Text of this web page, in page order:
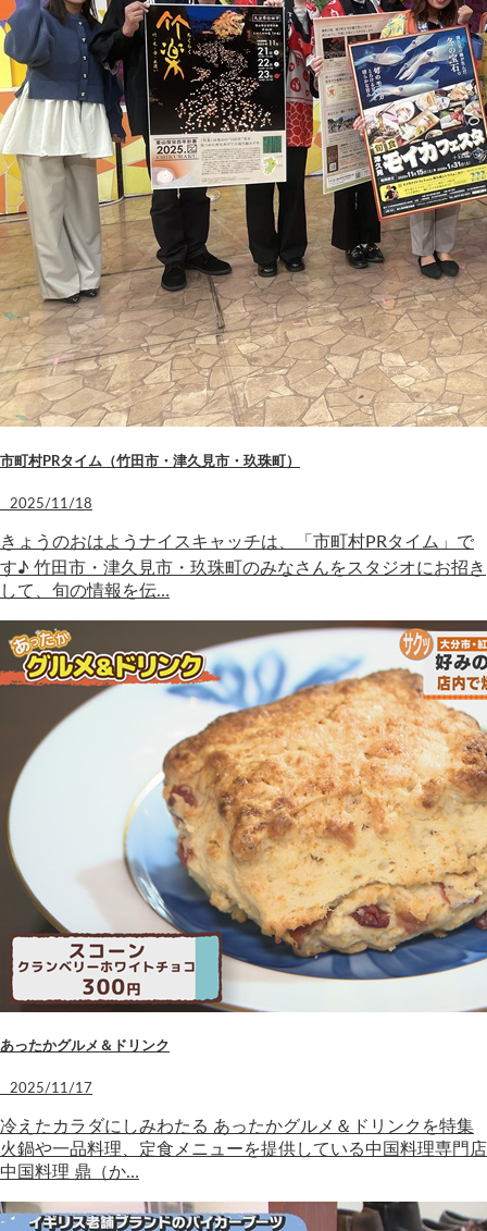
市町村PRタイム（竹田市・津久見市・玖珠町）
2025/11/18
きょうのおはようナイスキャッチは、「市町村PRタイム」で
す♪ 竹田市・津久見市・玖珠町のみなさんをスタジオにお招き
して、旬の情報を伝…
あったかグルメ＆ドリンク
2025/11/17
冷えたカラダにしみわたる あったかグルメ＆ドリンクを特集
火鍋や一品料理、定食メニューを提供している中国料理専門店
中国料理 鼎（か…